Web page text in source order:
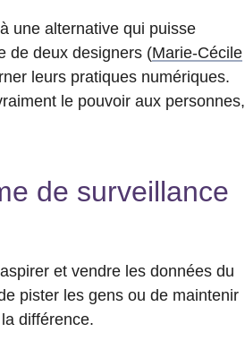
une alternative qui puisse
de deux designers (Marie-Cécile
leurs pratiques numériques.
le pouvoir aux personnes,
de surveillance
et vendre les données du
pister les gens ou de maintenir
différence.